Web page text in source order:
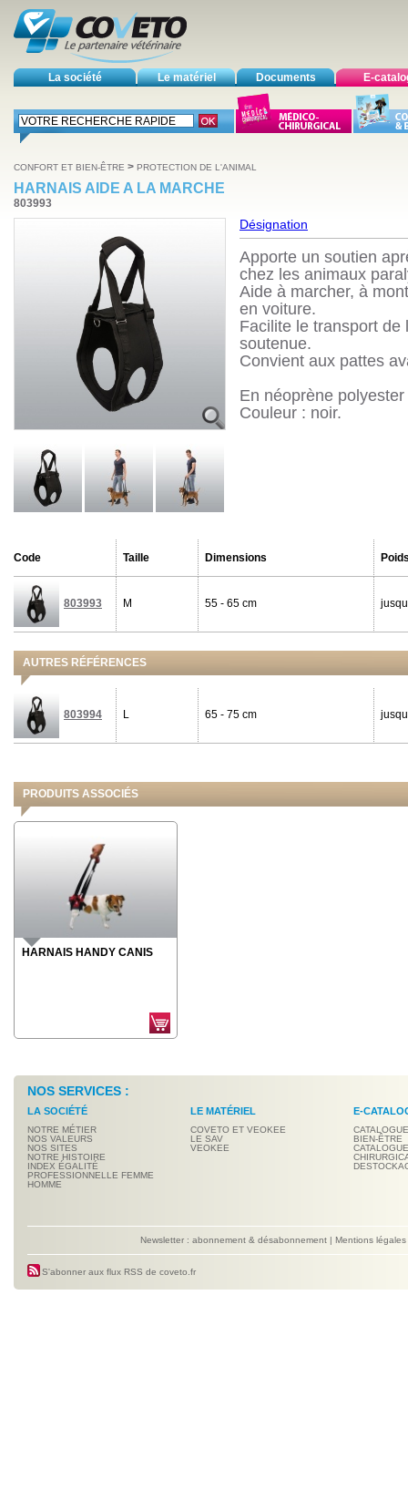
La société Le matériel Documents E-
CONFORT ET BIEN-ÊTRE > PROTECTION DE L'ANIMAL
HARNAIS AIDE A LA MARCHE
803993
Désignation
Apporte un soutien
chez les animaux
Aide à marcher, à
en voiture.
Facilite le transport
soutenue.
Convient aux pattes
En néoprène
Couleur : noir.
Code Taille Dimensions
803993 M 55 - 65 cm
AUTRES RÉFÉRENCES
803994 L 65 - 75 cm
PRODUITS ASSOCIÉS
HARNAIS HANDY CANIS
NOS SERVICES :
LA SOCIÉTÉ
NOTRE MÉTIER
NOS VALEURS
NOS SITES
NOTRE HISTOIRE
INDEX ÉGALITÉ
PROFESSIONNELLE FEMME
HOMME
LE MATÉRIEL
COVETO ET VEOKEE
LE SAV
VEOKEE
E-
BIEN-ÊTRE
Newsletter : abonnement & désabonnement | Mentions légales
S'abonner aux flux RSS de coveto.fr